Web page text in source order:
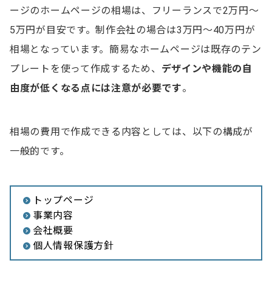
参考にするホームページを準備する
ホームページ作成に関するよくある質問
Q.ホームページ作成をフリーランスに依頼する際の
相場は？
Q. ホームページ作成をフリーランスに頼むメリット
ージのホームページの相場は、フリーランスで2万円～
5万円が目安です。制作会社の場合は3万円～40万円が
相場となっています。簡易なホームページは既存のテン
プレートを使って作成するため、 デザインや機能の自
由度が低くなる点には注意が必要です。
相場の費用で作成できる内容としては、以下の構成が
一般的です。
トップページ
事業内容
会社概要
個人情報保護方針